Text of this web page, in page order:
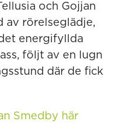
och Gojjan
av rörelseglädje,
energifyllda
följt av en lugn
där de fick
Smedby här